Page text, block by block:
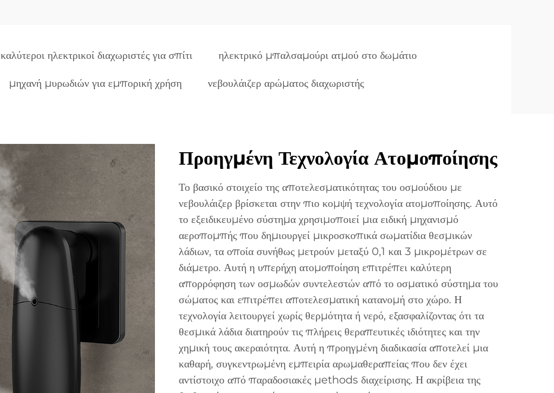
καλύτεροι ηλεκτρικοί διαχωριστές για σπίτι ηλεκτρικό μπαλσαμούρι ατμού στο δωμάτιο
μηχανή μυρωδιών για εμπορική χρήση νεβουλάιζερ αρώματος διαχωριστής
Προηγμένη Τεχνολογία Ατομοποίησης
Το βασικό στοιχείο της αποτελεσματικότητας του οσμούδιου με
νεβουλάιζερ βρίσκεται στην πιο κομψή τεχνολογία ατομοποίησης. Αυτό
το εξειδικευμένο σύστημα χρησιμοποιεί μια ειδική μηχανισμό
αεροπομπής που δημιουργεί μικροσκοπικά σωματίδια θεσμικών
λάδιων, τα οποία συνήθως μετρούν μεταξύ 0,1 και 3 μικρομέτρων σε
διάμετρο. Αυτή η υπερήχη ατομοποίηση επιτρέπει καλύτερη
απορρόφηση των οσμωδών συντελεστών από το οσματικό σύστημα του
σώματος και επιτρέπει αποτελεσματική κατανομή στο χώρο. Η
τεχνολογία λειτουργεί χωρίς θερμότητα ή νερό, εξασφαλίζοντας ότι τα
θεσμικά λάδια διατηρούν τις πλήρεις θεραπευτικές ιδιότητες και την
χημική τους ακεραιότητα. Αυτή η προηγμένη διαδικασία αποτελεί μια
καθαρή, συγκεντρωμένη εμπειρία αρωμαθεραπείας που δεν έχει
αντίστοιχο από παραδοσιακές μethods διαχείρισης. Η ακρίβεια της